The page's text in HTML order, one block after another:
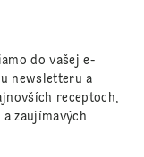
do vašej e-
newsletteru a
receptoch,
zaujímavých